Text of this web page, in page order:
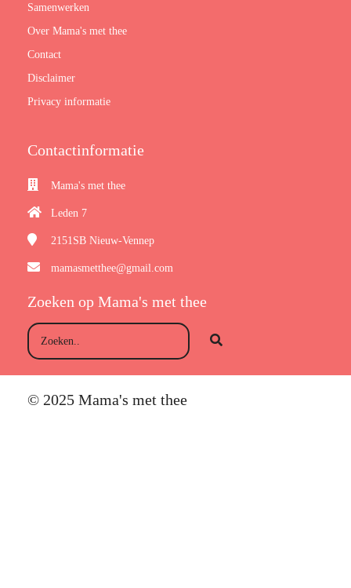
Samenwerken
Over Mama's met thee
Contact
Disclaimer
Privacy informatie
Contactinformatie
Mama's met thee
Leden 7
2151SB Nieuw-Vennep
mamasmetthee@gmail.com
Zoeken op Mama's met thee
© 2025 Mama's met thee